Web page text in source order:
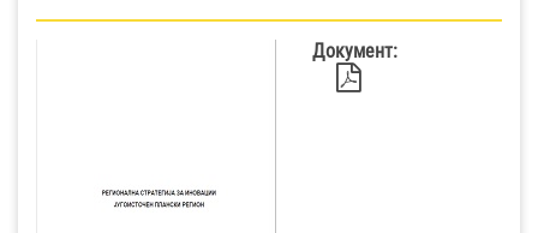
Документ: